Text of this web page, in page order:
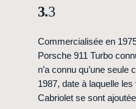
3.3
Commercialisée en
Porsche 911 Turbo
n’a connu qu’une seule
1987, date à laquelle
Cabriolet se sont